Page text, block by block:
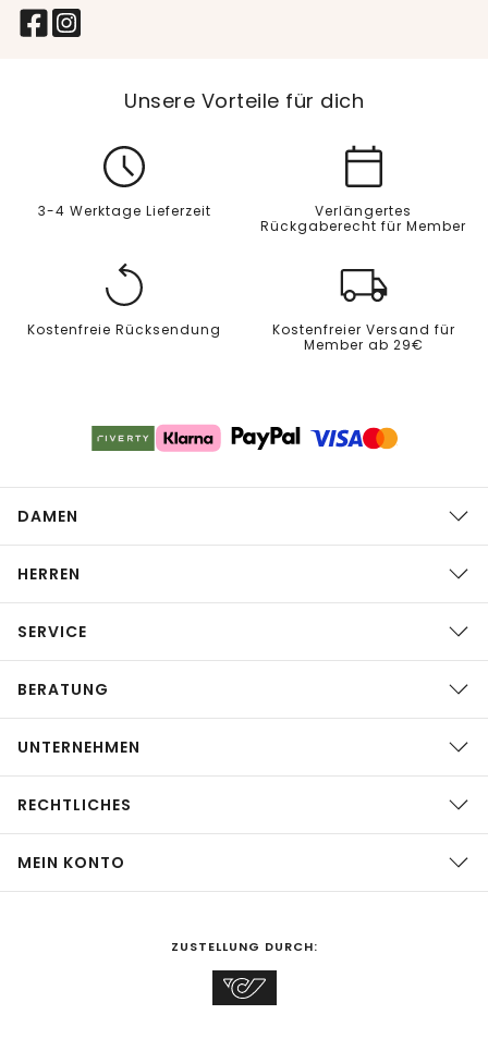
Unsere Vorteile für dich
3-4 Werktage Lieferzeit
Verlängertes
Rückgaberecht für Member
Kostenfreie Rücksendung
Kostenfreier Versand für
Member ab 29€
DAMEN
HERREN
SERVICE
BERATUNG
UNTERNEHMEN
RECHTLICHES
MEIN KONTO
ZUSTELLUNG DURCH: